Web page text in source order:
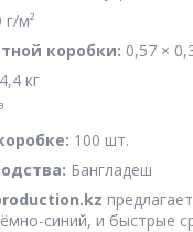
г/м²
коробки: 0,57 ×
кг
100 шт.
Бангладеш
синий, и быстрые